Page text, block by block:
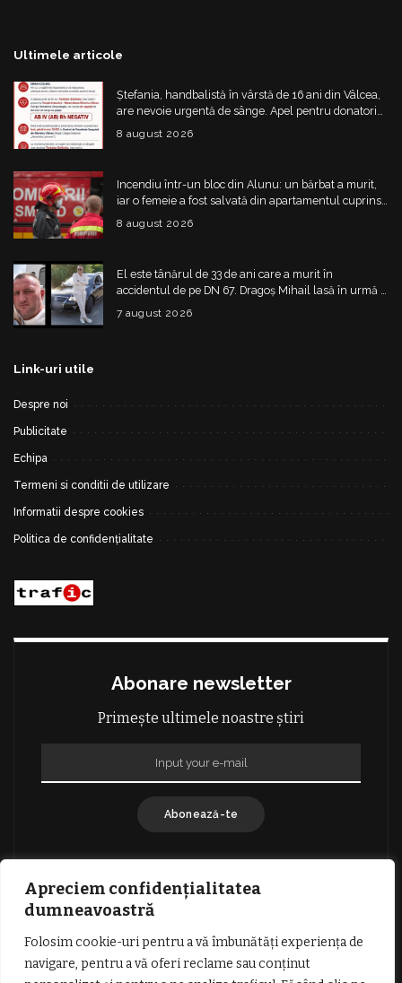
Apreciem confidențialitatea
dumneavoastră
Folosim cookie-uri pentru a vă îmbunătăți experiența de
navigare, pentru a vă oferi reclame sau conținut
Ultimele articole
Ștefania, handbalistă în vârstă de 16 ani din Vâlcea,
are nevoie urgentă de sânge. Apel pentru donatori
cu grupa AB IV negativ
8 august 2026
Incendiu într-un bloc din Alunu: un bărbat a murit,
iar o femeie a fost salvată din apartamentul cuprins
de flăcări
8 august 2026
El este tânărul de 33 de ani care a murit în
accidentul de pe DN 67. Dragoș Mihail lasă în urmă o
7 august 2026
Link-uri utile
Despre noi
Publicitate
Echipa
Termeni si conditii de utilizare
Informatii despre cookies
Politica de confidențialitate
Abonare newsletter
Primește ultimele noastre știri
Abonează-te
TERMENI SI CONDITII DE UTILIZARE